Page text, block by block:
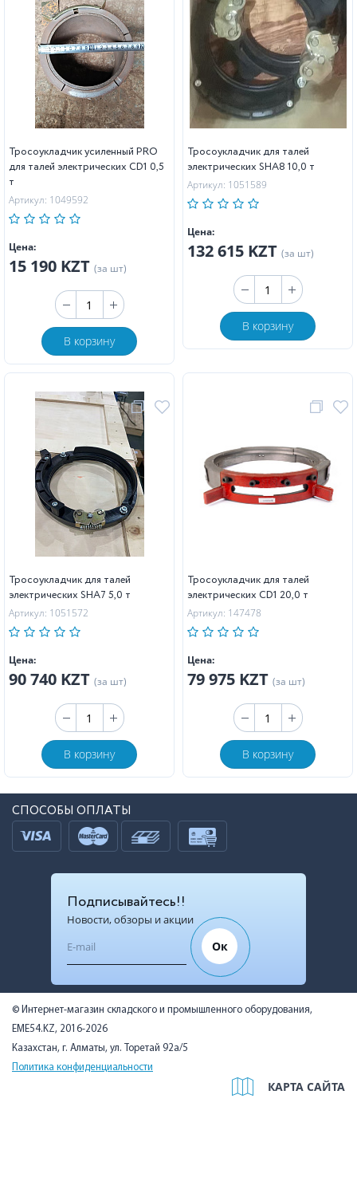
Тросоукладчик усиленный PRO
для талей электрических CD1 0,5
т
Артикул: 1049592
Цена:
15 190 KZT (за шт)
В корзину
Тросоукладчик для талей
электрических SHA8 10,0 т
Артикул: 1051589
Цена:
132 615 KZT (за шт)
В корзину
Тросоукладчик для талей
электрических SHA7 5,0 т
Артикул: 1051572
Цена:
90 740 KZT (за шт)
В корзину
Тросоукладчик для талей
электрических CD1 20,0 т
Артикул: 147478
Цена:
79 975 KZT (за шт)
В корзину
СПОСОБЫ ОПЛАТЫ
Подписывайтесь!!
Новости, обзоры и акции
Ок
© Интернет-магазин складского и промышленного оборудования,
EME54.KZ, 2016-2026
Казахстан, г. Алматы, ул. Торетай 92а/5
Политика конфиденциальности
КАРТА САЙТА